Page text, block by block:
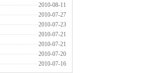
2010-08-11
2010-07-27
2010-07-23
2010-07-21
2010-07-21
2010-07-20
2010-07-16